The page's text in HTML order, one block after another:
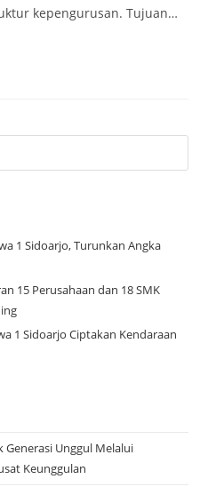
kepengurusan. Tujuan…
1 Sidoarjo, Turunkan Angka
15 Perusahaan dan 18 SMK
1 Sidoarjo Ciptakan Kendaraan
Generasi Unggul Melalui
Keunggulan